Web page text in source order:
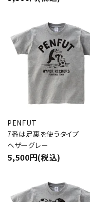
PENFUT
7番は足裏を使うタイプ
ヘザーグレー
5,500円(税込)